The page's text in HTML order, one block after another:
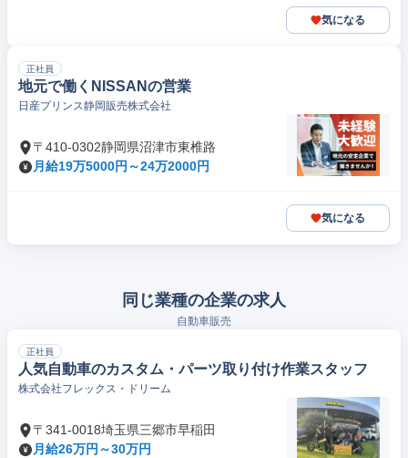
気になる
正社員
地元で働くNISSANの営業
日産プリンス静岡販売株式会社
〒410-0302静岡県沼津市東椎路
月給19万5000円～24万2000円
気になる
同じ業種の企業の求人
自動車販売
正社員
人気自動車のカスタム・パーツ取り付け作業スタッフ
株式会社フレックス・ドリーム
〒341-0018埼玉県三郷市早稲田
月給26万円～30万円